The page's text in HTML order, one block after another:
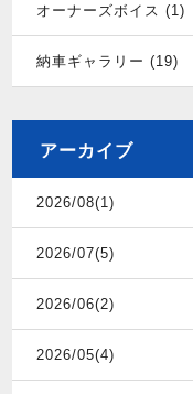
オーナーズボイス (1)
納車ギャラリー (19)
アーカイブ
2026/08(1)
2026/07(5)
2026/06(2)
2026/05(4)